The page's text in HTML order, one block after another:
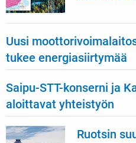
Uusi
tukee energiasiirtymää
Saipu-STT-konserni ja
aloittavat yhteistyön
Ruotsin